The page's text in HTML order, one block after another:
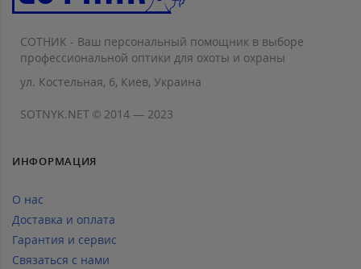
СОТНИК - Ваш персональный помощник в выборе
профессиональной оптики для охоты и охраны
ул. Костельная, 6, Киев, Украина
SOTNYK.NET © 2014 — 2023
ИНФОРМАЦИЯ
О нас
Доставка и оплата
Гарантия и сервис
Связаться с нами